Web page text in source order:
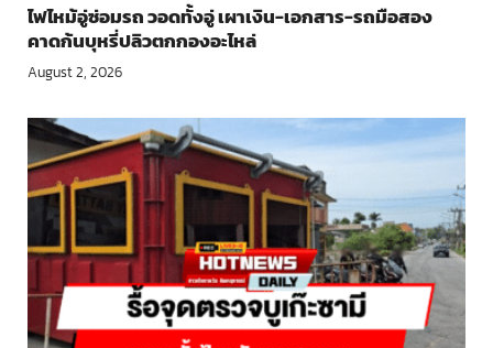
ไฟไหม้อู่ซ่อมรถ วอดทั้งอู่ เผาเงิน-เอกสาร-รถมือสอง
คาดก้นบุหรี่ปลิวตกกองอะไหล่
August 2, 2026